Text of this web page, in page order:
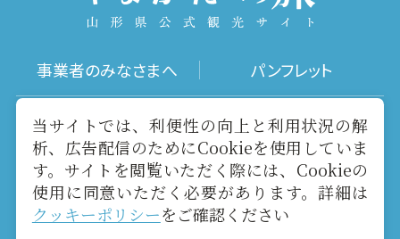
事業者のみなさまへ パンフレット
写真ダウンロード 動画ギャラリー
お役立ちリンク 当サイトについて
メールマガジン お問い合わせ
当サイトでは、利便性の向上と利用状況の解
析、広告配信のためにCookieを使用していま
す。サイトを閲覧いただく際には、Cookieの
使用に同意いただく必要があります。詳細は
クッキーポリシーをご確認ください